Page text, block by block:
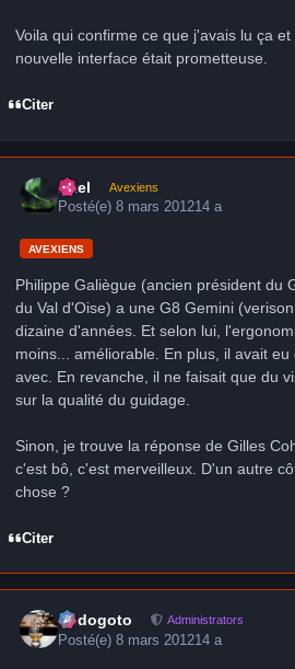
Voila qui confirme ce que j'avais lu ça
nouvelle interface était prometteuse.
Citer
Axel Avexiens
Posté(e)8 mars 201214 a
AVEXIENS
Philippe Galiègue (ancien président du
du Val d'Oise) a une G8 Gemini
dizaine d'années. Et selon lui,
moins... améliorable. En plus, il avait
avec. En revanche, il ne faisait que du
sur la qualité du guidage.
Sinon, je trouve la réponse de Gilles
c'est bô, c'est merveilleux. D'un autre
chose ?
Citer
frédogoto Administrators
Posté(e)8 mars 201214 a